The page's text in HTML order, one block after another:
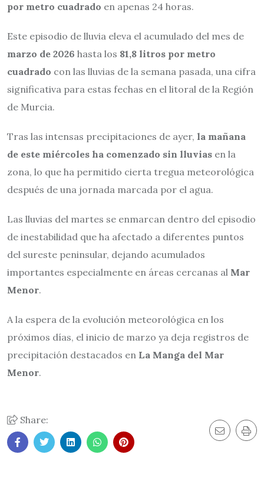
por metro cuadrado en apenas 24 horas.
Este episodio de lluvia eleva el acumulado del mes de
marzo de 2026 hasta los 81,8 litros por metro
cuadrado con las lluvias de la semana pasada, una cifra
significativa para estas fechas en el litoral de la Región
de Murcia.
Tras las intensas precipitaciones de ayer, la mañana
de este miércoles ha comenzado sin lluvias en la
zona, lo que ha permitido cierta tregua meteorológica
después de una jornada marcada por el agua.
Las lluvias del martes se enmarcan dentro del episodio
de inestabilidad que ha afectado a diferentes puntos
del sureste peninsular, dejando acumulados
importantes especialmente en áreas cercanas al Mar
Menor.
A la espera de la evolución meteorológica en los
próximos días, el inicio de marzo ya deja registros de
precipitación destacados en La Manga del Mar
Menor.
Share: